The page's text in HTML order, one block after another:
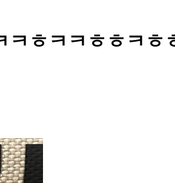
ㅎㅋㅋㅎㅎㅋ